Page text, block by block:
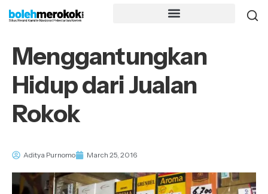
Menggantungkan
Hidup dari Jualan
Rokok
Aditya Purnomo March 25, 2016